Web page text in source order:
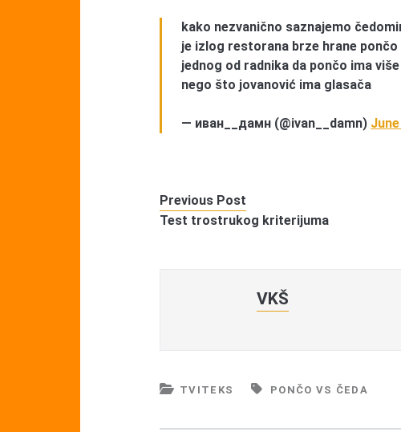
kako nezvanično saznajemo
je izlog restorana brze hrane
jednog od radnika da pončo ima
nego što jovanović ima glasača
— иван__дамн (@ivan__damn)
Previous Post
Test trostrukog kriterijuma
VKŠ
TVITEKS PONČO VS ČEDA